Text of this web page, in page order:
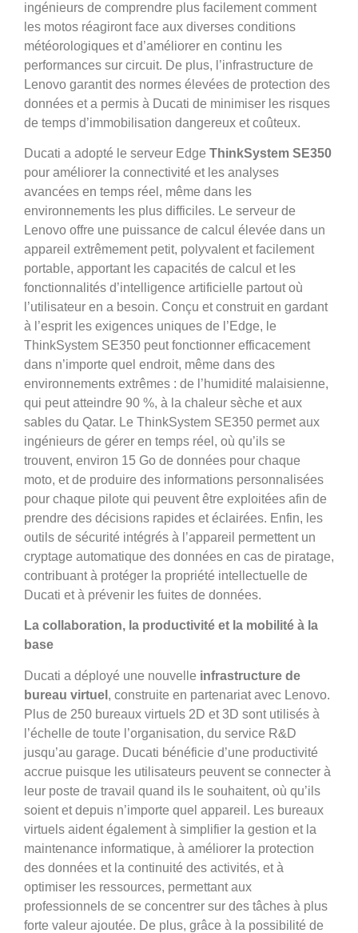
ingénieurs de comprendre plus facilement comment
les motos réagiront face aux diverses conditions
météorologiques et d’améliorer en continu les
performances sur circuit. De plus, l’infrastructure de
Lenovo garantit des normes élevées de protection des
données et a permis à Ducati de minimiser les risques
de temps d’immobilisation dangereux et coûteux.
Ducati a adopté le serveur Edge ThinkSystem SE350
pour améliorer la connectivité et les analyses
avancées en temps réel, même dans les
environnements les plus difficiles. Le serveur de
Lenovo offre une puissance de calcul élevée dans un
appareil extrêmement petit, polyvalent et facilement
portable, apportant les capacités de calcul et les
fonctionnalités d’intelligence artificielle partout où
l’utilisateur en a besoin. Conçu et construit en gardant
à l’esprit les exigences uniques de l’Edge, le
ThinkSystem SE350 peut fonctionner efficacement
dans n’importe quel endroit, même dans des
environnements extrêmes : de l’humidité malaisienne,
qui peut atteindre 90 %, à la chaleur sèche et aux
sables du Qatar. Le ThinkSystem SE350 permet aux
ingénieurs de gérer en temps réel, où qu’ils se
trouvent, environ 15 Go de données pour chaque
moto, et de produire des informations personnalisées
pour chaque pilote qui peuvent être exploitées afin de
prendre des décisions rapides et éclairées. Enfin, les
outils de sécurité intégrés à l’appareil permettent un
cryptage automatique des données en cas de piratage,
contribuant à protéger la propriété intellectuelle de
Ducati et à prévenir les fuites de données.
La collaboration, la productivité et la mobilité à la
base
Ducati a déployé une nouvelle infrastructure de
bureau virtuel , construite en partenariat avec Lenovo.
Plus de 250 bureaux virtuels 2D et 3D sont utilisés à
l’échelle de toute l’organisation, du service R&D
jusqu’au garage. Ducati bénéficie d’une productivité
accrue puisque les utilisateurs peuvent se connecter à
leur poste de travail quand ils le souhaitent, où qu’ils
soient et depuis n’importe quel appareil. Les bureaux
virtuels aident également à simplifier la gestion et la
maintenance informatique, à améliorer la protection
des données et la continuité des activités, et à
optimiser les ressources, permettant aux
professionnels de se concentrer sur des tâches à plus
forte valeur ajoutée. De plus, grâce à la possibilité de